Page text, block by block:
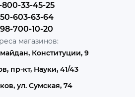
33-45-25
603-63-64
700-10-20
магазинов:
майдан, Конституции, 9
пр-кт, Науки, 41/43
ул. Сумская, 74